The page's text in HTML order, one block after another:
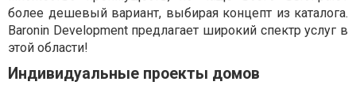
более дешевый вариант, выбирая концепт из каталога.
Baronin Development предлагает широкий спектр услуг в
этой области!
Индивидуальные проекты домов